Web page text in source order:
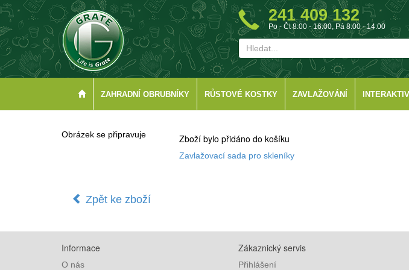
241 409 132
Po - Čt 8:00 - 16:00, Pá 8:00 - 14:00
ZAHRADNÍ OBRUBNÍKY RŮSTOVÉ KOSTKY ZAVLAŽOVÁNÍ
Obrázek se připravuje Zboží bylo přidáno do košíku
Zavlažovací sada pro skleníky
Zpět ke zboží
Informace
O nás
Zákaznický servis
Přihlášení